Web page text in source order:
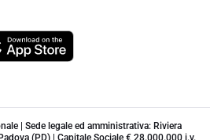
| Sede legale ed amministrativa: Riviera
(PD) | Capitale Sociale € 28.000.000 i.v.